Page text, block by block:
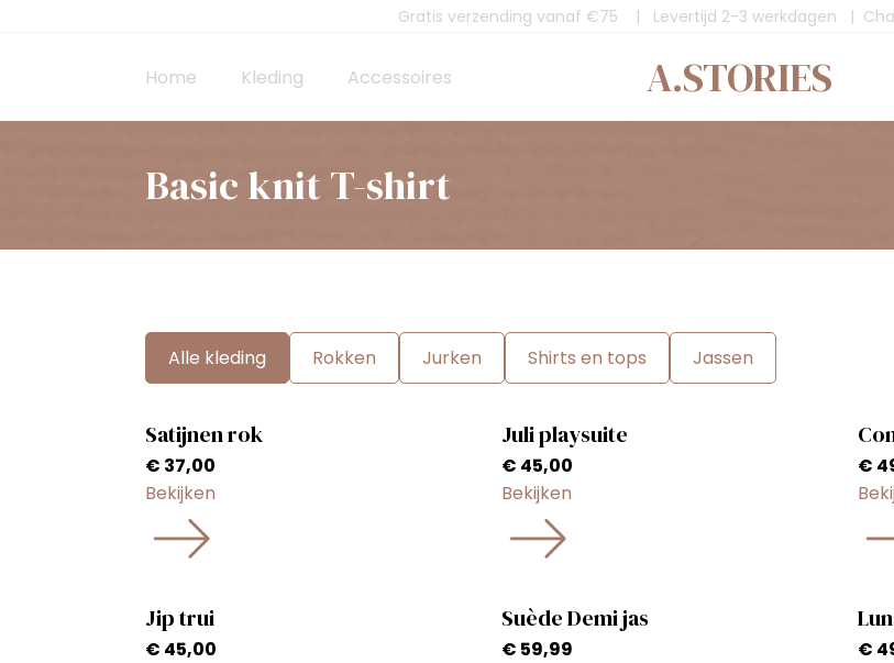
Gratis verzending vanaf €75 | Levertijd 2-3 werkdagen |
Home Kleding Accessoires A.STORIES
Basic knit T-shirt
Alle kleding Rokken Jurken Shirts en tops Jassen
Satijnen rok
€ 37,00
Bekijken
Juli playsuite
€ 45,00
Bekijken
€
Jip trui
€ 45,00
Suède Demi jas
€ 59,99
€